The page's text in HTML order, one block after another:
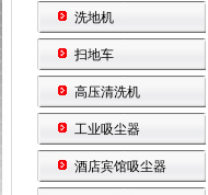
洗地机
扫地车
高压清洗机
工业吸尘器
酒店宾馆吸尘器